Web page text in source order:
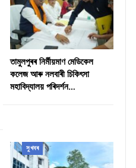
তামুলপুৰৰ নিৰ্মীয়মাণ মেডিকেল
কলেজ আৰু নলবাৰী চিকিৎসা
মহাবিদ্যালয় পৰিদৰ্শন…
সুখবৰ